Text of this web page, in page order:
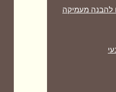
להבנה מעמיקה